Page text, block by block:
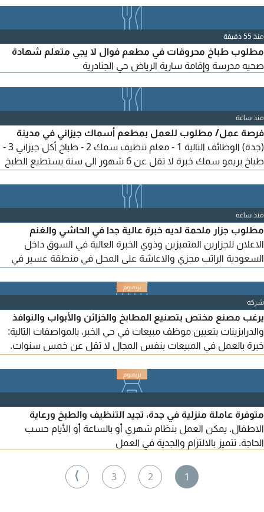
منذ 55 دقيقة
مطلوب طباخ محروقات في مطعم فوال لا يجي متعلم شهادة
صحيه مدرسة وإقامة سارية الرياض حي الجنادرية
منذ ساعة
فرصة عمل/ مطلوب للعمل بمطعم أسماك جيزاني في مدينة
(جدة) الوظائف التالية 1 - معلم تنظيف سمك 2 - طباخ أكل جيزاني 3 -
طباخ بريمو سمك خبرة لا تقل عن 6 شهور الى سنة يستطيع الطبخ
منذ ساعة
مطلوب جزار ملحمة لديه خبرة عالية جدا في الحاشي والغنم
الاعلان للجزارين المتميزين وذوي الخبرة العالية في السوق داخل
السعودية الراتب مجزي والاعاشة على المحل في منطقة عسير في
شركة
يرغب مصنع مختص بتصنيع المطابخ والخزائن والأبواب والنوافذ
والدرابزينات بتعيين موظف مبيعات في حي الخبر، بالمواصفات التالية:
خبرة بالعمل في المبيعات بنفس المجال لا تقل عن خمس سنوات.
إجادة استخدام برامج الأوفيس. إجادة استخدام على الأقل برنامجين
هندسيين ويفضل (2020 - سكتش أب - 3 دي ماكس). من يرغب
بالانضمام، نرجو إرسال السيرة على الإيميل مع ذكر الوظيفة.
متوفرة عاملة منزلية في جدة، تجيد التنظيف والطبخ ورعاية
الاطفال. يمكن العمل بنظام شهري أو بالساعة أو الأيام حسب
الحاجة. تتميز بالالتزام والجدية في العمل
1
2
3
⟩